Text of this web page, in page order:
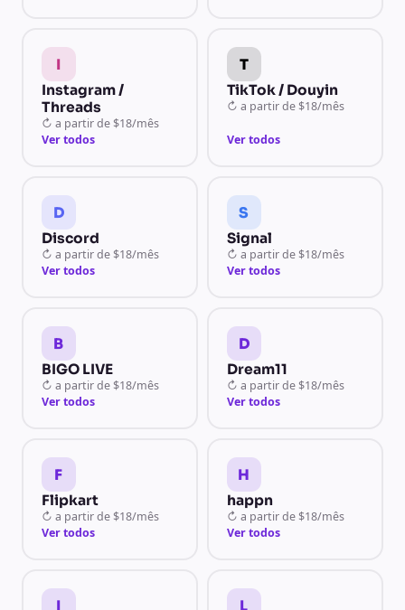
I
Instagram /
Threads
↻ a partir de $18/mês
Ver todos
T
TikTok / Douyin
↻ a partir de $18/mês
Ver todos
D
Discord
↻ a partir de $18/mês
Ver todos
S
Signal
↻ a partir de $18/mês
Ver todos
B
BIGO LIVE
↻ a partir de $18/mês
Ver todos
D
Dream11
↻ a partir de $18/mês
Ver todos
F
Flipkart
↻ a partir de $18/mês
Ver todos
H
happn
↻ a partir de $18/mês
Ver todos
I L